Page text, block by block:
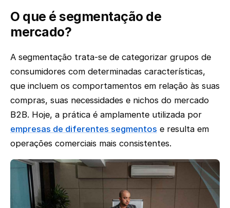
O que é segmentação de
mercado?
A segmentação trata-se de categorizar grupos de
consumidores com determinadas características,
que incluem os comportamentos em relação às suas
compras, suas necessidades e nichos do mercado
B2B. Hoje, a prática é amplamente utilizada por
empresas de diferentes segmentos e resulta em
operações comerciais mais consistentes.